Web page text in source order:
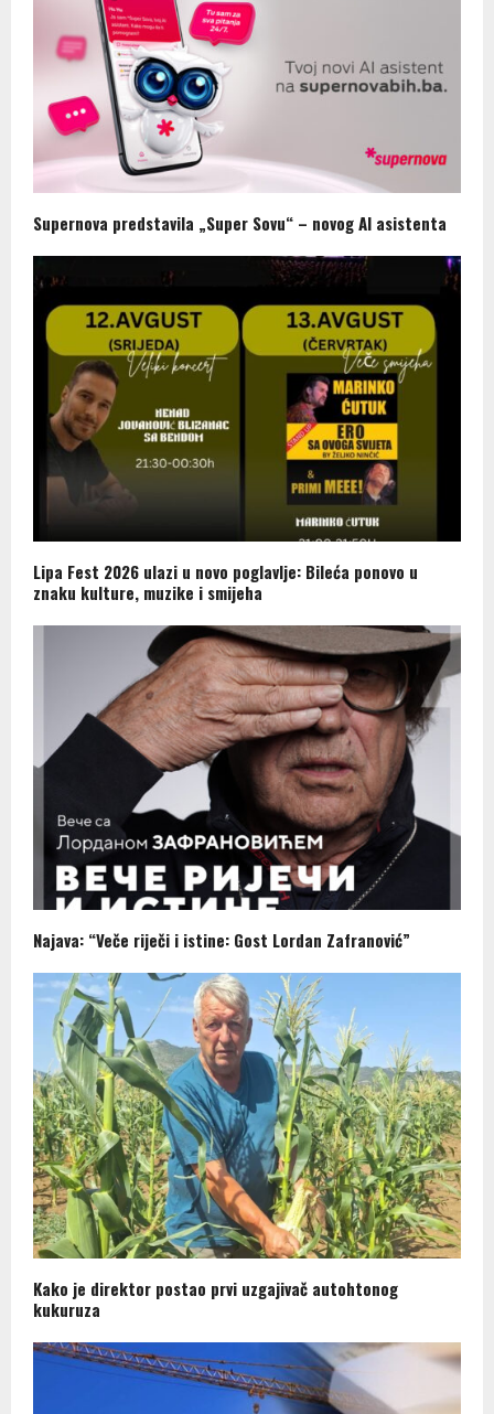
Supernova predstavila „Super Sovu“ – novog AI asistenta
Lipa Fest 2026 ulazi u novo poglavlje: Bileća ponovo u
znaku kulture, muzike i smijeha
Najava: “Veče riječi i istine: Gost Lordan Zafranović”
Kako je direktor postao prvi uzgajivač autohtonog
kukuruza